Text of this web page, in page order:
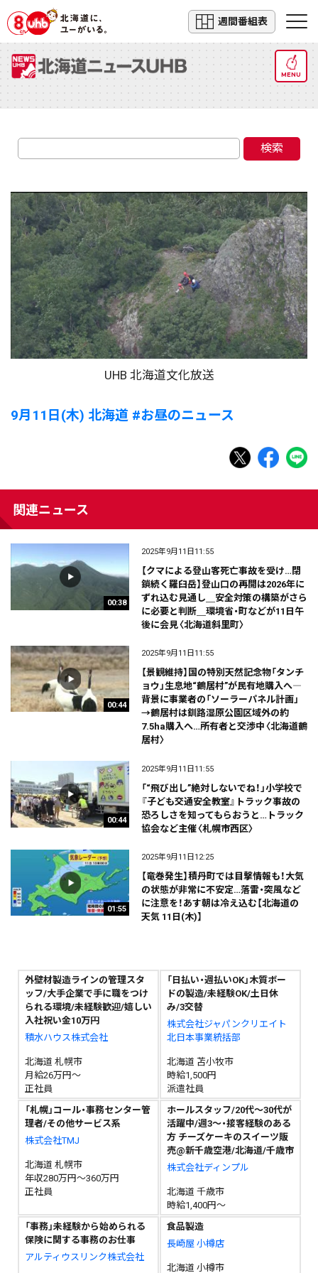
週間番組表
MENU
検索
UHB 北海道文化放送
9月11日(木) 北海道 #お昼のニュース
関連ニュース
00:38
2025年9月11日11:55
【クマによる登山客死亡事故を受け…閉
鎖続く羅臼岳】登山口の再開は2026年に
ずれ込む見通し＿安全対策の構築がさら
に必要と判断＿環境省・町などが11日午
後に会見〈北海道斜里町〉
00:44
2025年9月11日11:55
【景観維持】国の特別天然記念物「タンチ
ョウ」生息地“鶴居村”が民有地購入へ―
背景に事業者の「ソーラーパネル計画」
→鶴居村は釧路湿原公園区域外の約
7.5ha購入へ…所有者と交渉中〈北海道鶴
居村〉
00:44
2025年9月11日11:55
「“飛び出し”絶対しないでね！」小学校で
『子ども交通安全教室』トラック事故の
恐ろしさを知ってもらおうと…トラック
協会など主催〈札幌市西区〉
01:55
2025年9月11日12:25
【竜巻発生】積丹町では目撃情報も！大気
の状態が非常に不安定…落雷・突風など
に注意を！あす朝は冷え込む【北海道の
天気 11日(木)】
外壁材製造ラインの管理スタ
ッフ/大手企業で手に職をつけ
られる環境/未経験歓迎/嬉しい
入社祝い金10万円
積水ハウス株式会社
北海道 札幌市
月給26万円～
正社員
「日払い・週払いOK」木質ボー
ドの製造/未経験OK/土日休
み/3交替
株式会社ジャパンクリエイト
北日本事業統括部
北海道 苫小牧市
時給1,500円
派遣社員
「札幌」コール・事務センター管
理者/その他サービス系
株式会社TMJ
北海道 札幌市
年収280万円～360万円
正社員
ホールスタッフ/20代～30代が
活躍中/週3～・接客経験のある
方 チーズケーキのスイーツ販
売@新千歳空港/北海道/千歳市
株式会社ディンプル
北海道 千歳市
時給1,400円～
「事務」未経験から始められる
保険に関する事務のお仕事
アルティウスリンク株式会社
食品製造
長崎屋 小樽店
北海道 小樽市